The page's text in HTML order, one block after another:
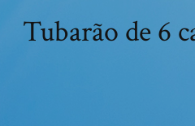
Tubarão de 6